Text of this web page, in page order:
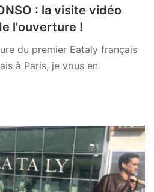
: la visite vidéo
l'ouverture !
du premier Eataly français
à Paris, je vous en